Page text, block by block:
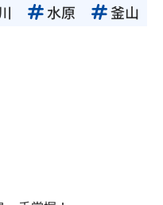
水原
釜山